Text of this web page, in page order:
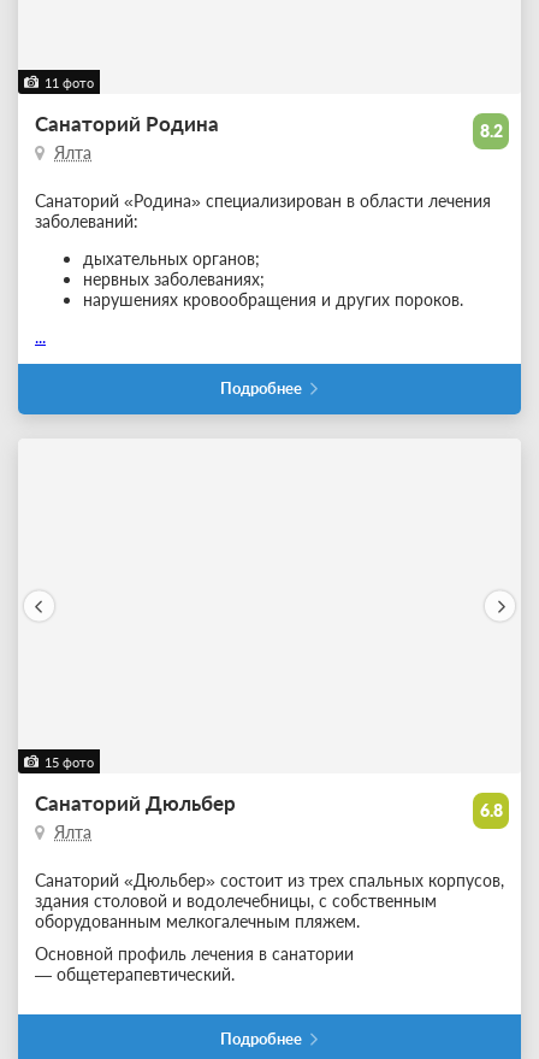
11 фото
8.2
Санаторий Родина
Ялта
Санаторий «Родина» специализирован в области лечения
заболеваний:
дыхательных органов;
нервных заболеваниях;
нарушениях кровообращения и других пороков.
...
Подробнее
15 фото
6.8
Санаторий Дюльбер
Ялта
Санаторий «Дюльбер» состоит из трех спальных корпусов,
здания столовой и водолечебницы, с собственным
оборудованным мелкогалечным пляжем.
Основной профиль лечения в санатории
— общетерапевтический.
Подробнее